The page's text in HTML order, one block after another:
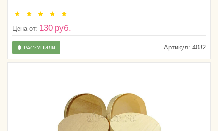
Цена от: 130 руб.
Артикул: 4082
РАСКУПИЛИ